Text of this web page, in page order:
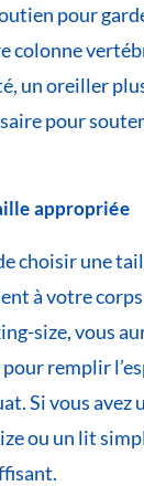
pour
colonne
un oreiller
pour
appropriée
choisir une
à votre
size, vous
remplir
Si vous
ou un lit